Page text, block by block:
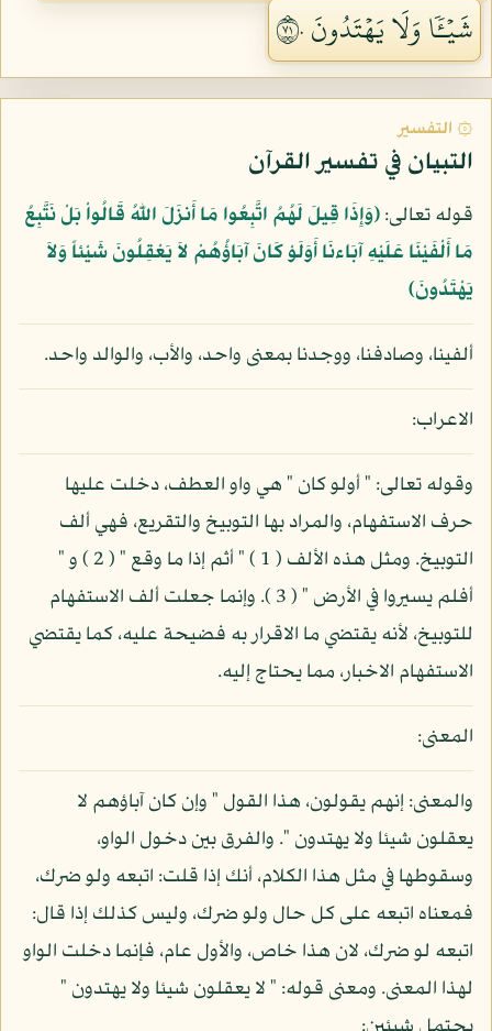
شَيۡـٔٗا وَلَا يَهۡتَدُونَ ١٧٠
۞ التفسير
التبيان في تفسير القرآن
قوله تعالى:﴿وَإِذَا قِيلَ لَهُمُ اتَّبِعُوا مَا أَنزَلَ اللّهُ قَالُواْ بَلْ نَتَّبِعُ
مَا أَلْفَيْنَا عَلَيْهِ آبَاءنَا أَوَلَوْ كَانَ آبَاؤُهُمْ لاَ يَعْقِلُونَ شَيْئاً وَلاَ
يَهْتَدُونَ﴾
ألفينا، وصادفنا، ووجدنا بمعنى واحد، والأب، والوالد واحد.
الاعراب:
وقوله تعالى: " أولو كان " هي واو العطف، دخلت عليها
حرف الاستفهام، والمراد بها التوبيخ والتقريع، فهي ألف
التوبيخ. ومثل هذه الألف ( 1 ) " أثم إذا ما وقع " ( 2 ) و "
أفلم يسيروا في الأرض " ( 3 ). وإنما جعلت ألف الاستفهام
للتوبيخ، لأنه يقتضي ما الاقرار به فضيحة عليه، كما يقتضي
الاستفهام الاخبار، مما يحتاج إليه.
المعنى:
والمعنى: إنهم يقولون، هذا القول " وإن كان آباؤهم لا
يعقلون شيئا ولا يهتدون ". والفرق بين دخول الواو،
وسقوطها في مثل هذا الكلام، أنك إذا قلت: اتبعه ولو ضرك،
فمعناه اتبعه على كل حال ولو ضرك، وليس كذلك إذا قال:
اتبعه لو ضرك، لان هذا خاص، والأول عام، فإنما دخلت الواو
لهذا المعنى. ومعنى قوله: " لا يعقلون شيئا ولا يهتدون "